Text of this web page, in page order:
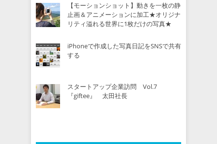
【モーションショット】動きを一枚の静
止画＆アニメーションに加工★オリジナ
リティ溢れる世界に1枚だけの写真★
iPhoneで作成した写真日記をSNSで共有
する
スタートアップ企業訪問 Vol.7
『giftee』 太田社長